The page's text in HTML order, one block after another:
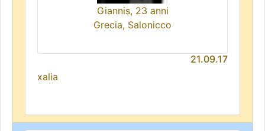
Giannis, 23 anni
Grecia, Salonicco
21.09.17
xalia